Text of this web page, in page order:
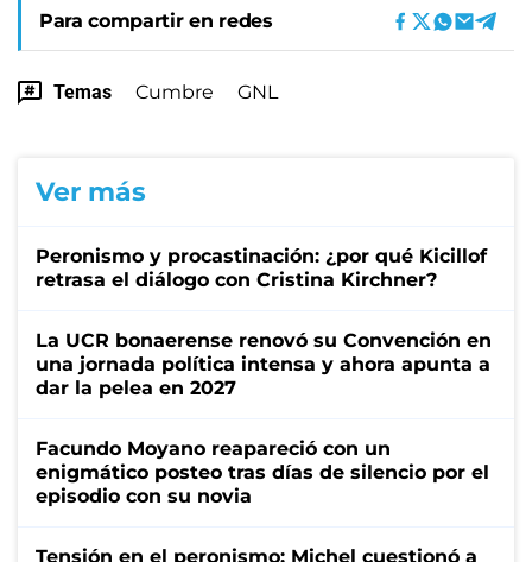
Para compartir en redes
Temas Cumbre GNL
Ver más
Peronismo y procastinación: ¿por qué Kicillof
retrasa el diálogo con Cristina Kirchner?
La UCR bonaerense renovó su Convención en
una jornada política intensa y ahora apunta a
dar la pelea en 2027
Facundo Moyano reapareció con un
enigmático posteo tras días de silencio por el
episodio con su novia
Tensión en el peronismo: Michel cuestionó a